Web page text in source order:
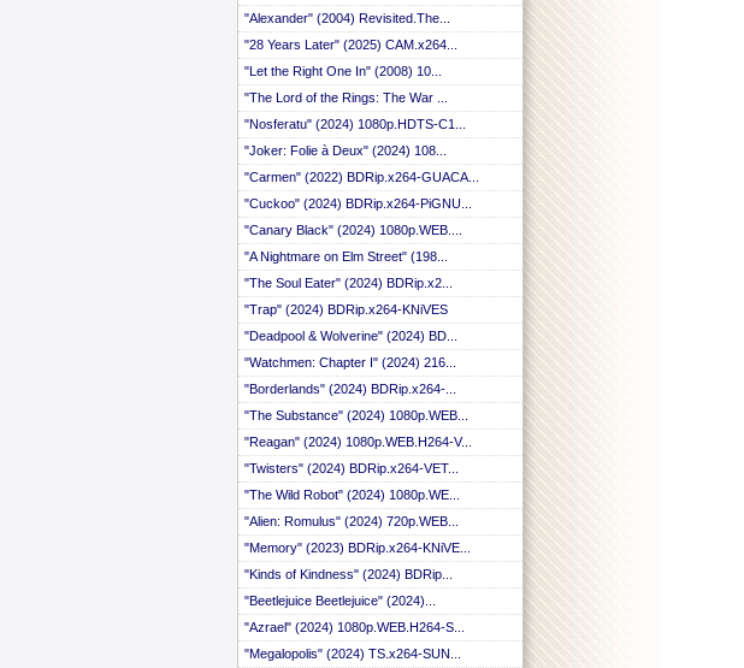
"Alexander" (2004) Revisited.The...
"28 Years Later" (2025) CAM.x264...
"Let the Right One In" (2008) 10...
"The Lord of the Rings: The War ...
"Nosferatu" (2024) 1080p.HDTS-C1...
"Joker: Folie à Deux" (2024) 108...
"Carmen" (2022) BDRip.x264-GUACA...
"Cuckoo" (2024) BDRip.x264-PiGNU...
"Canary Black" (2024) 1080p.WEB....
"A Nightmare on Elm Street" (198...
"The Soul Eater" (2024) BDRip.x2...
"Trap" (2024) BDRip.x264-KNiVES
"Deadpool & Wolverine" (2024) BD...
"Watchmen: Chapter I" (2024) 216...
"Borderlands" (2024) BDRip.x264-...
"The Substance" (2024) 1080p.WEB...
"Reagan" (2024) 1080p.WEB.H264-V...
"Twisters" (2024) BDRip.x264-VET...
"The Wild Robot" (2024) 1080p.WE...
"Alien: Romulus" (2024) 720p.WEB...
"Memory" (2023) BDRip.x264-KNiVE...
"Kinds of Kindness" (2024) BDRip...
"Beetlejuice Beetlejuice" (2024)...
"Azrael" (2024) 1080p.WEB.H264-S...
"Megalopolis" (2024) TS.x264-SUN...